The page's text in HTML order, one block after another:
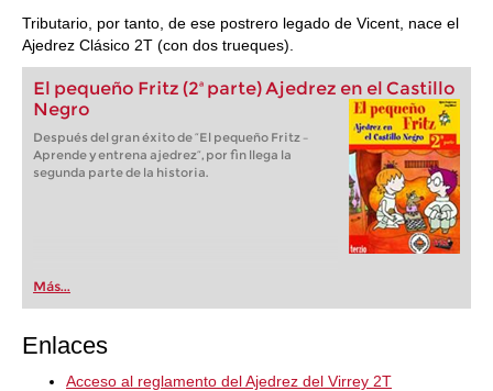
Tributario, por tanto, de ese postrero legado de Vicent, nace el
Ajedrez Clásico 2T (con dos trueques).
El pequeño Fritz (2ª parte) Ajedrez en el Castillo
Negro
Después del gran éxito de “El pequeño Fritz –
Aprende y entrena ajedrez“, por fin llega la
segunda parte de la historia.
Más...
Enlaces
Acceso al reglamento del Ajedrez del Virrey 2T